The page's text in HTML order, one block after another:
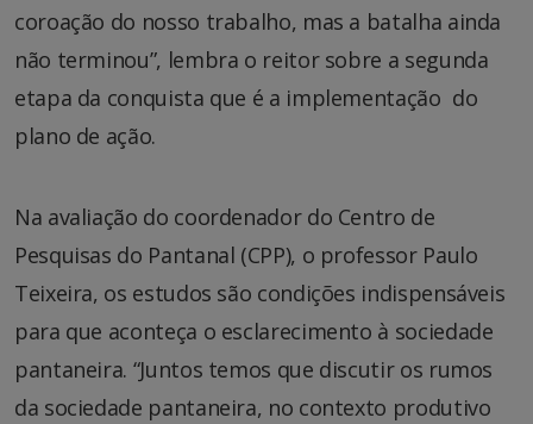
coroação do nosso trabalho, mas a batalha ainda
não terminou”, lembra o reitor sobre a segunda
etapa da conquista que é a implementação do
plano de ação.
Na avaliação do coordenador do Centro de
Pesquisas do Pantanal (CPP), o professor Paulo
Teixeira, os estudos são condições indispensáveis
para que aconteça o esclarecimento à sociedade
pantaneira. “Juntos temos que discutir os rumos
da sociedade pantaneira, no contexto produtivo